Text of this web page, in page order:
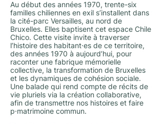
Au début des années 1970, trente-six
familles chiliennes en exil s’installent dans
la cité-parc Versailles, au nord de
Bruxelles. Elles baptisent cet espace Chile
Chico. Cette visite invite à traverser
l’histoire des habitant·es de ce territoire,
des années 1970 à aujourd’hui, pour
raconter une fabrique mémorielle
collective, la transformation de Bruxelles
et les dynamiques de cohésion sociale.
Une balade qui rend compte de récits de
vie pluriels via la création collaborative,
afin de transmettre nos histoires et faire
p·matrimoine commun.